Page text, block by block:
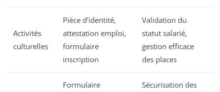
Activités
culturelles
Pièce d’identité,
attestation emploi,
formulaire
inscription
Validation du
statut salarié,
gestion efficace
des places
Formulaire
Sécurisation des